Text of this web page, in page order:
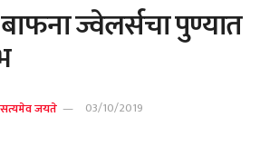
ज्वेलर्सचा पुण्यात
जयते
03/10/2019